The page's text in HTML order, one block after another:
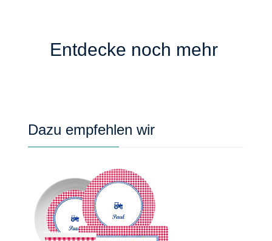
Entdecke noch mehr
Produktgalerie überspringen
Dazu empfehlen wir